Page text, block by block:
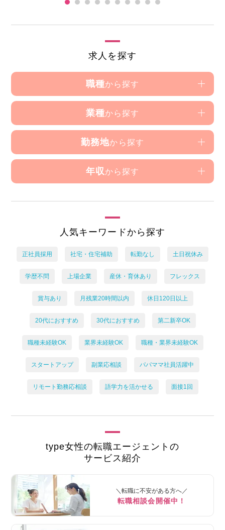
求人を探す
職種から探す
業種から探す
勤務地から探す
年収 から探す
人気キーワードから探す
正社員採用 社宅・住宅補助 転勤なし 土日祝休み
学歴不問 上場企業 産休・育休あり フレックス
賞与あり 月残業20時間以内 休日120日以上
20代におすすめ 30代におすすめ 第二新卒OK
職種未経験OK 業界未経験OK 職種・業界未経験OK
スタートアップ 副業応相談 パパママ社員活躍中
リモート勤務応相談 語学力を活かせる 面接1回
type女性の転職エージェントの
サービス紹介
＼転職に不安がある方へ／
転職相談会開催中！